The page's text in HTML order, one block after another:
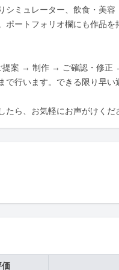
シミュレーター、飲食・美
ポートフォリオ欄にも作品
提案 → 制作 → ご確認・修正
で行います。できる限り早い
たら、お気軽にお声がけくだ